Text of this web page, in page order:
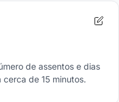
de assentos e dias
de 15 minutos.